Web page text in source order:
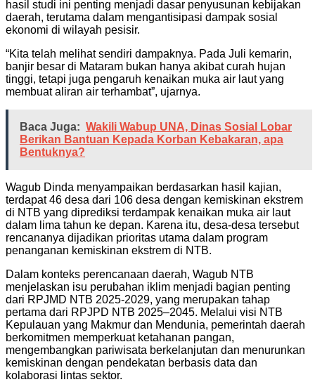
hasil studi ini penting menjadi dasar penyusunan kebijakan
daerah, terutama dalam mengantisipasi dampak sosial
ekonomi di wilayah pesisir.
“Kita telah melihat sendiri dampaknya. Pada Juli kemarin,
banjir besar di Mataram bukan hanya akibat curah hujan
tinggi, tetapi juga pengaruh kenaikan muka air laut yang
membuat aliran air terhambat”, ujarnya.
Baca Juga: Wakili Wabup UNA, Dinas Sosial Lobar
Berikan Bantuan Kepada Korban Kebakaran, apa
Bentuknya?
Wagub Dinda menyampaikan berdasarkan hasil kajian,
terdapat 46 desa dari 106 desa dengan kemiskinan ekstrem
di NTB yang diprediksi terdampak kenaikan muka air laut
dalam lima tahun ke depan. Karena itu, desa-desa tersebut
rencananya dijadikan prioritas utama dalam program
penanganan kemiskinan ekstrem di NTB.
Dalam konteks perencanaan daerah, Wagub NTB
menjelaskan isu perubahan iklim menjadi bagian penting
dari RPJMD NTB 2025-2029, yang merupakan tahap
pertama dari RPJPD NTB 2025–2045. Melalui visi NTB
Kepulauan yang Makmur dan Mendunia, pemerintah daerah
berkomitmen memperkuat ketahanan pangan,
mengembangkan pariwisata berkelanjutan dan menurunkan
kemiskinan dengan pendekatan berbasis data dan
kolaborasi lintas sektor.